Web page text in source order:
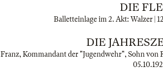
DIE
Balletteinlage im 2. Akt: Walzer |
DIE
Franz, Kommandant der "Jugendwehr", Sohn von